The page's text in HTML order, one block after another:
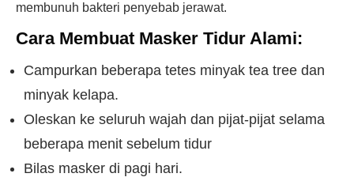
membunuh bakteri penyebab jerawat.
Cara Membuat Masker Tidur Alami:
Campurkan beberapa tetes minyak tea tree dan
minyak kelapa.
Oleskan ke seluruh wajah dan pijat-pijat selama
beberapa menit sebelum tidur
Bilas masker di pagi hari.